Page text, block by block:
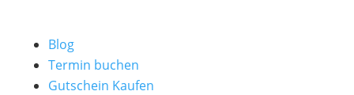
Blog
Termin buchen
Gutschein Kaufen